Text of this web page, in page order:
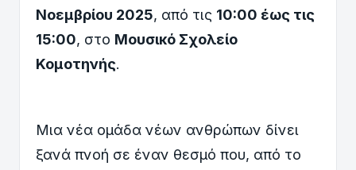
Νοεμβρίου 2025, από τις 10:00 έως τις
15:00, στο Μουσικό Σχολείο
Κομοτηνής.
Μια νέα ομάδα νέων ανθρώπων δίνει
ξανά πνοή σε έναν θεσμό που, από το